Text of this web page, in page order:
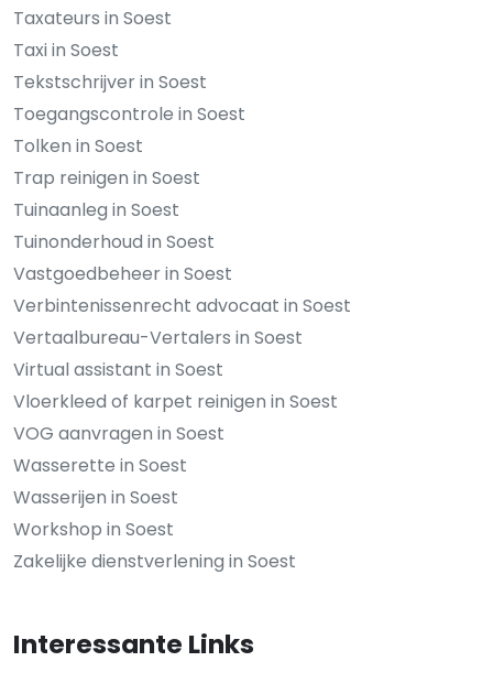
Taxateurs in Soest
Taxi in Soest
Tekstschrijver in Soest
Toegangscontrole in Soest
Tolken in Soest
Trap reinigen in Soest
Tuinaanleg in Soest
Tuinonderhoud in Soest
Vastgoedbeheer in Soest
Verbintenissenrecht advocaat in Soest
Vertaalbureau-Vertalers in Soest
Virtual assistant in Soest
Vloerkleed of karpet reinigen in Soest
VOG aanvragen in Soest
Wasserette in Soest
Wasserijen in Soest
Workshop in Soest
Zakelijke dienstverlening in Soest
Interessante Links